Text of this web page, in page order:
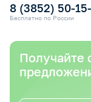
8 (3852) 50-
Бесплатно по России
Получайте